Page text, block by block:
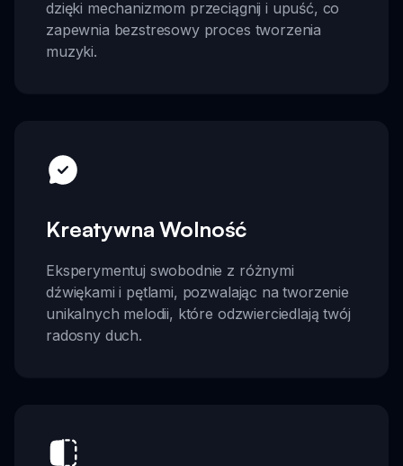
dzięki mechanizmom przeciągnij i upuść, co
zapewnia bezstresowy proces tworzenia
muzyki.
Kreatywna Wolność
Eksperymentuj swobodnie z różnymi
dźwiękami i pętlami, pozwalając na tworzenie
unikalnych melodii, które odzwierciedlają twój
radosny duch.